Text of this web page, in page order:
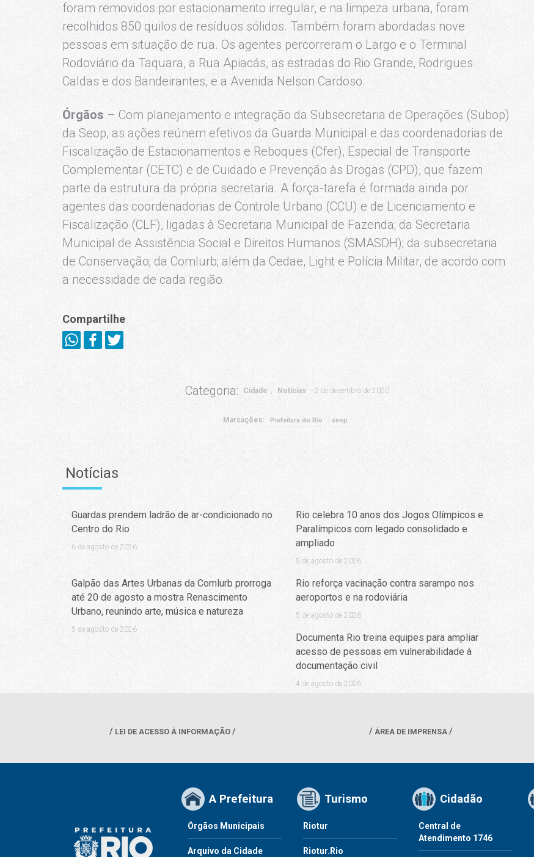
foram removidos por estacionamento irregular, e na limpeza urbana, foram
recolhidos 850 quilos de resíduos sólidos. Também foram abordadas nove
pessoas em situação de rua. Os agentes percorreram o Largo e o Terminal
Rodoviário da Taquara, a Rua Apiacás, as estradas do Rio Grande, Rodrigues
Caldas e dos Bandeirantes, e a Avenida Nelson Cardoso.
Órgãos – Com planejamento e integração da Subsecretaria de Operações (Subop)
da Seop, as ações reúnem efetivos da Guarda Municipal e das coordenadorias de
Fiscalização de Estacionamentos e Reboques (Cfer), Especial de Transporte
Complementar (CETC) e de Cuidado e Prevenção às Drogas (CPD), que fazem
parte da estrutura da própria secretaria. A força-tarefa é formada ainda por
agentes das coordenadorias de Controle Urbano (CCU) e de Licenciamento e
Fiscalização (CLF), ligadas à Secretaria Municipal de Fazenda; da Secretaria
Municipal de Assistência Social e Direitos Humanos (SMASDH); da subsecretaria
de Conservação; da Comlurb; além da Cedae, Light e Polícia Militar, de acordo com
a necessidade de cada região.
Compartilhe
Categoria: Cidade Notícias 2 de dezembro de 2020
Marcações: Prefeitura do Rio seop
Notícias
Guardas prendem ladrão de ar-condicionado no
Centro do Rio
6 de agosto de 2026
Rio celebra 10 anos dos Jogos Olímpicos e
Paralímpicos com legado consolidado e
ampliado
5 de agosto de 2026
Galpão das Artes Urbanas da Comlurb prorroga
até 20 de agosto a mostra Renascimento
Urbano, reunindo arte, música e natureza
5 de agosto de 2026
Rio reforça vacinação contra sarampo nos
aeroportos e na rodoviária
5 de agosto de 2026
Documenta Rio treina equipes para ampliar
acesso de pessoas em vulnerabilidade à
documentação civil
4 de agosto de 2026
LEI DE ACESSO À INFORMAÇÃO ÁREA DE IMPRENSA
A Prefeitura
Órgãos Municipais
Arquivo da Cidade
Turismo
Riotur
Riotur.Rio
Cidadão
Central de
Atendimento 1746